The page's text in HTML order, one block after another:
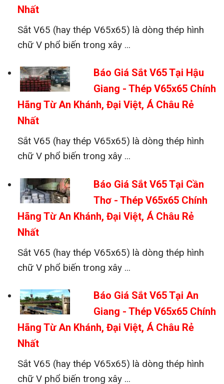
Nhất
Sắt V65 (hay thép V65x65) là dòng thép hình
chữ V phổ biến trong xây ...
Báo Giá Sắt V65 Tại Hậu
Giang - Thép V65x65 Chính
Hãng Từ An Khánh, Đại Việt, Á Châu Rẻ
Nhất
Sắt V65 (hay thép V65x65) là dòng thép hình
chữ V phổ biến trong xây ...
Báo Giá Sắt V65 Tại Cần
Thơ - Thép V65x65 Chính
Hãng Từ An Khánh, Đại Việt, Á Châu Rẻ
Nhất
Sắt V65 (hay thép V65x65) là dòng thép hình
chữ V phổ biến trong xây ...
Báo Giá Sắt V65 Tại An
Giang - Thép V65x65 Chính
Hãng Từ An Khánh, Đại Việt, Á Châu Rẻ
Nhất
Sắt V65 (hay thép V65x65) là dòng thép hình
chữ V phổ biến trong xây ...